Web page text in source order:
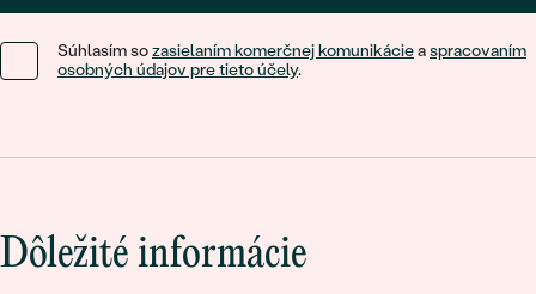
Súhlasím sozasielaním komerčnej komunikácieaspracovaním
osobných údajov pre tieto účely.
Dôležité informácie